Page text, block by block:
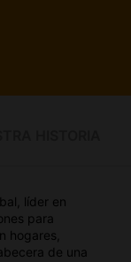
líder en
para
hogares,
de una